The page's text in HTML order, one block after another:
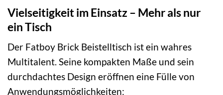
Vielseitigkeit im Einsatz – Mehr als nur
ein Tisch
Der Fatboy Brick Beistelltisch ist ein wahres
Multitalent. Seine kompakten Maße und sein
durchdachtes Design eröffnen eine Fülle von
Anwendungsmöglichkeiten: